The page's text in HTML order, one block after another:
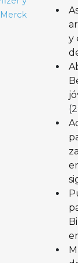
Merck
y